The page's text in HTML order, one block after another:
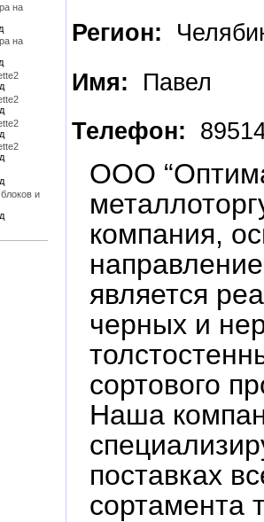
на
на
и
Регион:
Имя:
Павел
Телефон:
ООО
компания,
является
черных и
сортового
Наша
поставках
сортамента